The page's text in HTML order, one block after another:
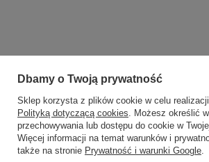
Dbamy o Twoją prywatność
Sklep korzysta z plików cookie w celu realizacji
Polityką dotyczącą cookies. Możesz określić
przechowywania lub dostępu do cookie w
Więcej informacji na temat warunków i
także na stronie Prywatność i warunki Google.